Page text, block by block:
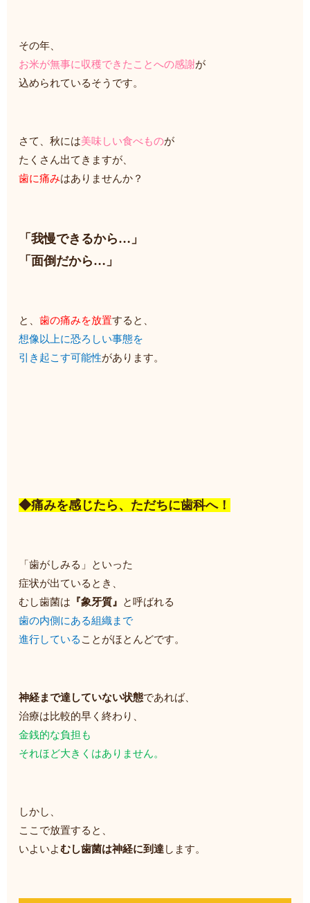
その年、
お米が無事に収穫できたことへの感謝が
込められているそうです。
さて、秋には美味しい食べものが
たくさん出てきますが、
歯に痛みはありませんか？
「我慢できるから…」
「面倒だから…」
と、歯の痛みを放置すると、
想像以上に恐ろしい事態を
引き起こす可能性があります。
◆痛みを感じたら、ただちに歯科へ！
「歯がしみる」といった
症状が出ているとき、
むし歯菌は 『象牙質』
と呼ばれる
歯の内側にある組織まで
進行している ことがほとんどです。
神経まで達していない状態であれば、
治療は比較的早く終わり、
金銭的な負担も
それほど大きくはありません。
しかし、
ここで放置すると、
いよいよむし歯菌は神経に到達します。